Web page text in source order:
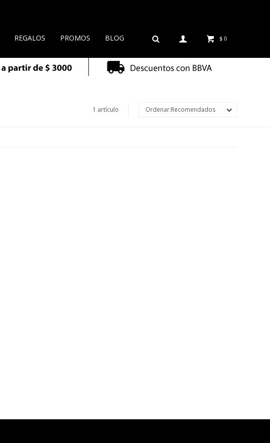
REGALOS PROMOS BLOG $ 0
1 artículo Recomendados